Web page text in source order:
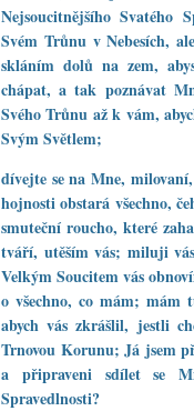
Nejsoucitnějšího Svatého
Svém Trůnu v Nebesích,
skláním dolů na zem,
chápat, a tak poznávat
Svého Trůnu až k vám,
Svým Světlem;
dívejte se na Mne,
hojnosti obstará všechno,
smuteční roucho, které
tváří, utěším vás; miluji
Velkým Soucitem vás
o všechno, co mám; mám
abych vás zkrášlil, jestli
Trnovou Korunu; Já jsem
a připraveni sdílet se
Spravedlnosti?